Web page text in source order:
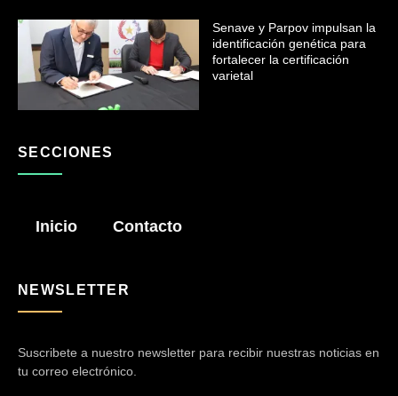
Senave y Parpov impulsan la
identificación genética para
fortalecer la certificación
varietal
SECCIONES
Inicio Contacto
NEWSLETTER
Suscribete a nuestro newsletter para recibir nuestras noticias en
tu correo electrónico.